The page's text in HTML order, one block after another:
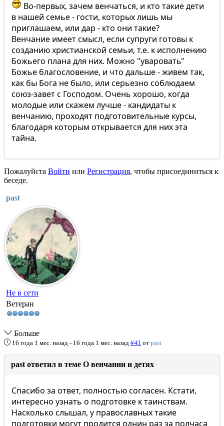
Во-первых, зачем венчаться, и кто такие дети
в нашей семье - гости, которых лишь мы
приглашаем, или дар - кто они такие?
Венчание имеет смысл, если супруги готовы к
созданию христианской семьи, т.е. к исполнению
Божьего плана для них. Можно "уваровать"
Божье благословение, и что дальше - живем так,
как бы Бога не было, или серьезно соблюдаем
союз-завет с Господом. Очень хорошо, когда
молодые или скажем лучше - кандидаты к
венчанию, проходят подготовительные курсы,
благодаря которым открывается для них эта
тайна.
Пожалуйста Войти или Регистрация, чтобы присоединиться к
беседе.
past
Не в сети
Ветеран
Больше
16 года 1 мес. назад - 16 года 1 мес. назад #41 от past
past ответил в теме О венчании и детях
Спасибо за ответ, полностью согласен. Кстати,
интересно узнать о подготовке к таинствам.
Насколько слышал, у православных такие
подготовки могут продится однин раз за полчаса